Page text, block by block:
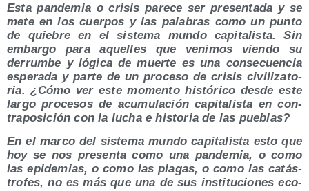
Esta pan­de­mia o cri­sis pare­ce ser pre­sen­ta­da y se
mete en los cuer­pos y las pala­bras como un pun­to
de quie­bre en el sis­te­ma mun­do capi­ta­lis­ta. Sin
embar­go para aque­lles que veni­mos vien­do su
derrum­be y lógi­ca de muer­te es una con­se­cuen­cia
espe­ra­da y par­te de un pro­ce­so de cri­sis civi­li­za­to­
ria. ¿Cómo ver este momen­to his­tó­ri­co des­de este
lar­go pro­ce­sos de acu­mu­la­ción capi­ta­lis­ta en con­
tra­po­si­ción con la lucha e his­to­ria de las pueblas?
En el mar­co del sis­te­ma mun­do capi­ta­lis­ta esto que
hoy se nos pre­sen­ta como una pan­de­mia, o como
las epi­de­mias, o como las pla­gas, o como las catás­
tro­fes, no es más que una de sus ins­ti­tu­cio­nes eco­